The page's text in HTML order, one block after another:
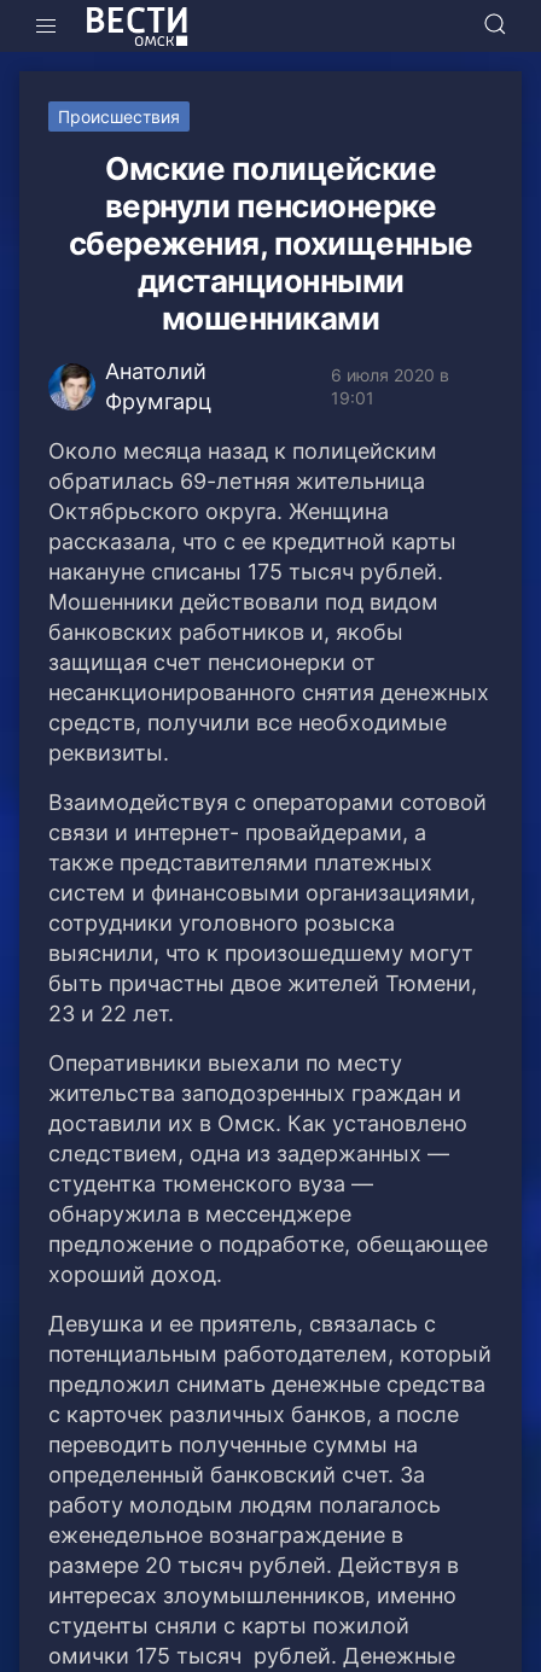
Происшествия
Омские полицейские
вернули пенсионерке
сбережения, похищенные
дистанционными
мошенниками
Анатолий
Фрумгарц
6 июля 2020 в
19:01
Около месяца назад к полицейским
обратилась 69-летняя жительница
Октябрьского округа. Женщина
рассказала, что с ее кредитной карты
накануне списаны 175 тысяч рублей.
Мошенники действовали под видом
банковских работников и, якобы
защищая счет пенсионерки от
несанкционированного снятия денежных
средств, получили все необходимые
реквизиты.
Взаимодействуя с операторами сотовой
связи и интернет- провайдерами, а
также представителями платежных
систем и финансовыми организациями,
сотрудники уголовного розыска
выяснили, что к произошедшему могут
быть причастны двое жителей Тюмени,
23 и 22 лет.
Оперативники выехали по месту
жительства заподозренных граждан и
доставили их в Омск. Как установлено
следствием, одна из задержанных —
студентка тюменского вуза —
обнаружила в мессенджере
предложение о подработке, обещающее
хороший доход.
Девушка и ее приятель, связалась с
потенциальным работодателем, который
предложил снимать денежные средства
с карточек различных банков, а после
переводить полученные суммы на
определенный банковский счет. За
работу молодым людям полагалось
еженедельное вознаграждение в
размере 20 тысяч рублей. Действуя в
интересах злоумышленников, именно
студенты сняли с карты пожилой
омички 175 тысяч рублей. Денежные